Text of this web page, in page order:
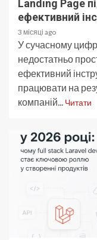
Landing Page
ефективний
3 місяці ago
У сучасному
недостатньо
ефективний
працювати на
компаній... Читати